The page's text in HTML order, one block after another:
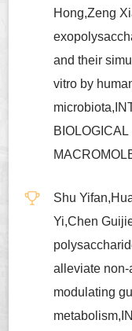
Hong,Zeng
and their
vitro by
BIOLOGICAL
Shu
Yi,Chen
alleviate
modulating